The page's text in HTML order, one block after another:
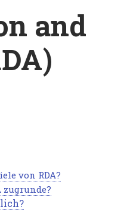
and
von RDA?
zugrunde?